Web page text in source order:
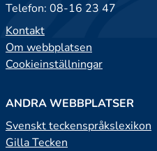
Telefon: 08-16 23 47
Kontakt
Om webbplatsen
Cookieinställningar
ANDRA WEBBPLATSER
Svenskt teckenspråkslexikon
Gilla Tecken